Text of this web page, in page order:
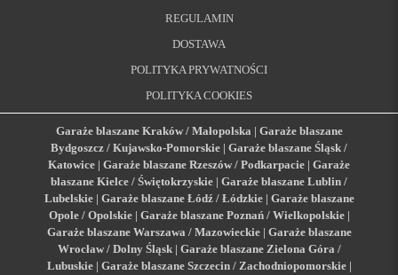
REGULAMIN
DOSTAWA
POLITYKA PRYWATNOŚCI
POLITYKA COOKIES
Garaże blaszane Kraków / Małopolska | Garaże blaszane
Bydgoszcz / Kujawsko-Pomorskie | Garaże blaszane Śląsk /
Katowice | Garaże blaszane Rzeszów / Podkarpacie | Garaże
blaszane Kielce / Świętokrzyskie | Garaże blaszane Lublin /
Lubelskie| Garaże blaszane Łódź / Łódzkie | Garaże blaszane
Opole / Opolskie| Garaże blaszane Poznań / Wielkopolskie|
Garaże blaszane Warszawa / Mazowieckie| Garaże blaszane
Wrocław / Dolny Śląsk| Garaże blaszane Zielona Góra /
Lubuskie| Garaże blaszane Szczecin / Zachodniopomorskie|